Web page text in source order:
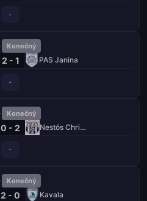
-
Konečný
2 - 1 PAS Janina
-
Konečný
0 - 2 Nestós Chrisoupolis
-
Konečný
2 - 0 Kavala